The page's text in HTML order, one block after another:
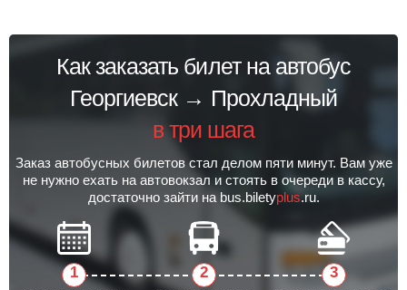
Как заказать билет на автобус
Георгиевск → Прохладный
в три шага
Заказ автобусных билетов стал делом пяти минут. Вам уже
не нужно ехать на автовокзал и стоять в очереди в кассу,
достаточно зайти на bus.biletyplus.ru.